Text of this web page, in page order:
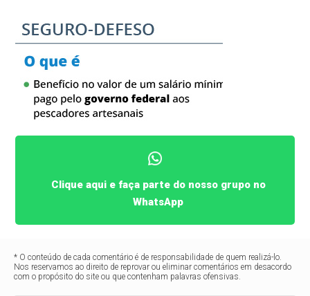
Clique aqui e faça parte do nosso grupo no
WhatsApp
* O conteúdo de cada comentário é de responsabilidade de quem realizá-lo.
Nos reservamos ao direito de reprovar ou eliminar comentários em desacordo
com o propósito do site ou que contenham palavras ofensivas.